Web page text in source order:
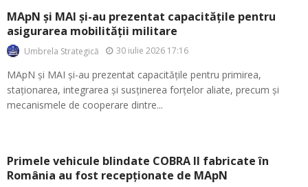
MApN și MAI și-au prezentat capacitățile pentru
asigurarea mobilității militare
Umbrela Strategică 30 iulie 2026 17:16
MApN și MAI și-au prezentat capacitățile pentru primirea,
staționarea, integrarea și susținerea forțelor aliate, precum și
mecanismele de cooperare dintre...
Primele vehicule blindate COBRA II fabricate în
România au fost recepționate de MApN